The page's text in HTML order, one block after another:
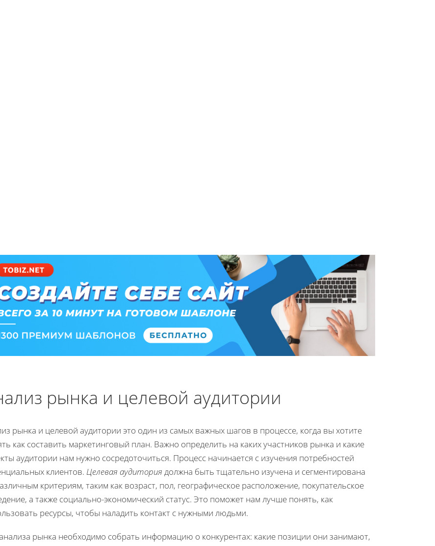
рынка и целевой аудитории
рынка и целевой аудитории это один из самых важных шагов в процессе, когда вы хотите
как составить маркетинговый план. Важно определить на каких участников рынка и какие
аудитории нам нужно сосредоточиться. Процесс начинается с изучения потребностей
клиентов. Целевая аудитория должна быть тщательно изучена и сегментирована
критериям, таким как возраст, пол, географическое расположение, покупательское
а также социально-экономический статус. Это поможет нам лучше понять, как
ресурсы, чтобы наладить контакт с нужными людьми.
рынка необходимо собрать информацию о конкурентах: какие позиции они занимают,